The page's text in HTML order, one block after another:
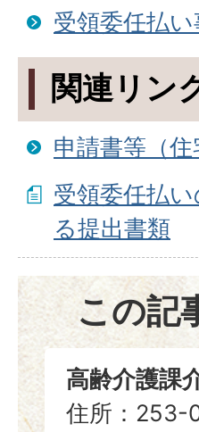
受領委任払
関連リン
申請書等（住
受領委任払
る提出書類
この記
高齢介護課
住所：253-